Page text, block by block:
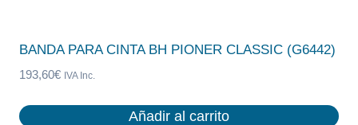
BANDA PARA CINTA BH PIONER CLASSIC (G6442)
193,60€ IVA Inc.
Añadir al carrito